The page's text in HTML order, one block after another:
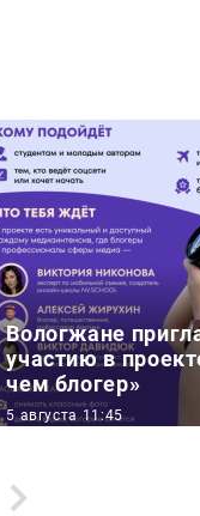
Вологжане
участию в
чем блогер»
5 августа 11:45
рамках программы